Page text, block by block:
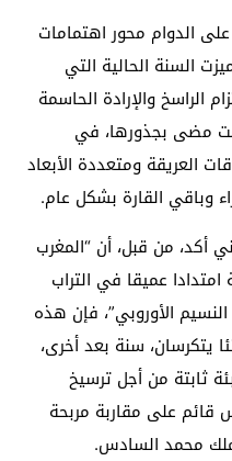
الدوام محور اهتمامات
السنة الحالية التي
الراسخ والإرادة الحاسمة
مضى بجذورها، في
العريقة ومتعددة الأبعاد
وباقي القارة بشكل عام.
أكد، من قبل، أن “المغرب
عميقا في التراب
الأوروبي”، فإن هذه
يتكرسان، سنة بعد أخرى،
ثابتة من أجل ترسيخ
على مقاربة مربحة
محمد السادس.